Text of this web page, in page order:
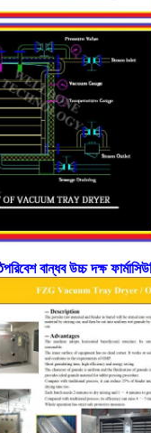
পরিবেশ বান্ধব উচ্চ দক্ষ